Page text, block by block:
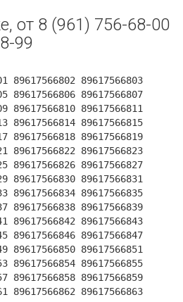
от 8 (961) 756-68-00
99
89617566802 89617566803
89617566806 89617566807
89617566810 89617566811
89617566814 89617566815
89617566818 89617566819
89617566822 89617566823
89617566826 89617566827
89617566830 89617566831
89617566834 89617566835
89617566838 89617566839
89617566842 89617566843
89617566846 89617566847
89617566850 89617566851
89617566854 89617566855
89617566858 89617566859
89617566862 89617566863